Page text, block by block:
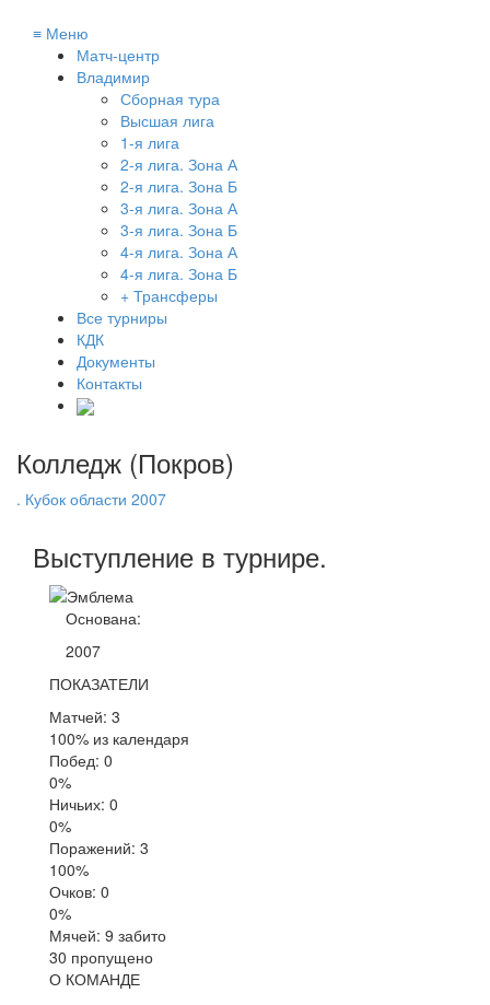
≡ Меню
Матч-центр
Владимир
Сборная тура
Высшая лига
1-я лига
2-я лига. Зона А
2-я лига. Зона Б
3-я лига. Зона А
3-я лига. Зона Б
4-я лига. Зона А
4-я лига. Зона Б
+ Трансферы
Все турниры
КДК
Документы
Контакты
Колледж (Покров)
. Кубок области 2007
Выступление в турнире.
Основана:
2007
ПОКАЗАТЕЛИ
Матчей: 3
100% из календаря
Побед: 0
0%
Ничьих: 0
0%
Поражений: 3
100%
Очков: 0
0%
Мячей: 9 забито
30 пропущено
О КОМАНДЕ